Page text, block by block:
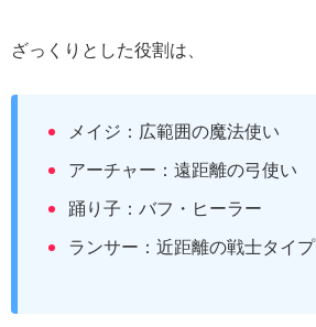
ざっくりとした役割は、
メイジ：広範囲の魔法使い
アーチャー：遠距離の弓使い
踊り子：バフ・ヒーラー
ランサー：近距離の戦士タイプ